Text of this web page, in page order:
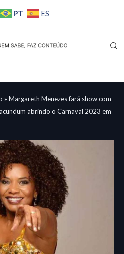
PT ES
» Margareth Menezes fará show com
abrindo o Carnaval 2023 em